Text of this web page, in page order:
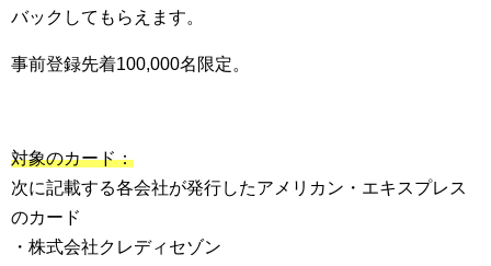
バックしてもらえます。
事前登録先着100,000名限定。
対象のカード：
次に記載する各会社が発行したアメリカン・エキスプレス
のカード
・株式会社クレディセゾン